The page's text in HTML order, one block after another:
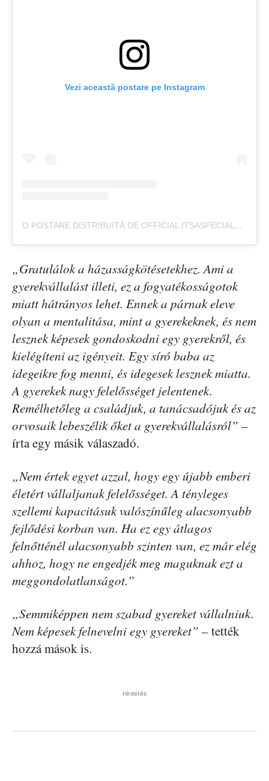
Vezi această postare pe Instagram
O POSTARE DISTRIBUITĂ DE OFFICIAL ITSASPECIALLIFE (@ITSASPECIALLIFE)
„Gratulálok a házasságkötésetekhez. Ami a
gyerekvállalást illeti, ez a fogyatékosságotok
miatt hátrányos lehet. Ennek a párnak eleve
olyan a mentalitása, mint a gyerekeknek, és nem
lesznek képesek gondoskodni egy gyerekről, és
kielégíteni az igényeit. Egy síró baba az
idegeikre fog menni, és idegesek lesznek miatta.
A gyerekek nagy felelősséget jelentenek.
Remélhetőleg a családjuk, a tanácsadójuk és az
orvosaik lebeszélik őket a gyerekvállalásról” –
írta egy másik válaszadó.
„Nem értek egyet azzal, hogy egy újabb emberi
életért vállaljanak felelősséget. A tényleges
szellemi kapacitásuk valószínűleg alacsonyabb
fejlődési korban van. Ha ez egy átlagos
felnőtténél alacsonyabb szinten van, ez már elég
ahhoz, hogy ne engedjék meg maguknak ezt a
meggondolatlanságot.”
„Semmiképpen nem szabad gyereket vállalniuk.
Nem képesek felnevelni egy gyereket” – tették
hozzá mások is.
Hirdetés